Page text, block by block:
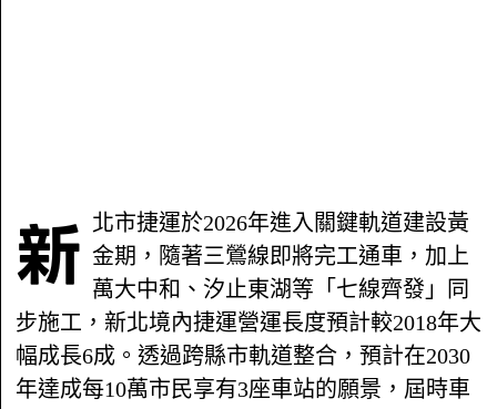
新 北市捷運於2026年進入關鍵軌道建設黃
金期，隨著三鶯線即將完工通車，加上
萬大中和、汐止東湖等「七線齊發」同
步施工，新北境內捷運營運長度預計較2018年大
幅成長6成。透過跨縣市軌道整合，預計在2030
年達成每10萬市民享有3座車站的願景，屆時車